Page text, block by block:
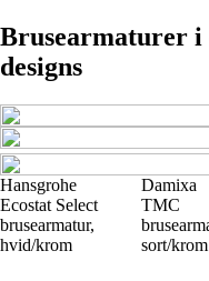
Brusearmaturer i
designs
Hansgrohe
Ecostat Select
brusearmatur,
hvid/krom
Damixa
TMC
sort/krom